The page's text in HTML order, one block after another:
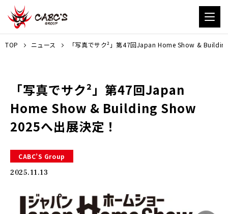
TOP ニュース 「写真でサク²」第47回Japan Home Show &
「写真でサク²」第47回Japan
Home Show & Building Show
2025へ出展決定！
CABC’S Group
2025.11.13